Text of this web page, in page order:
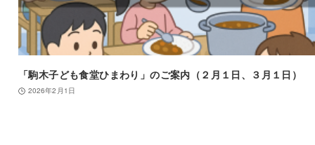
「駒木子ども食堂ひまわり」のご案内（２月１日、３月１日）
2026年2月1日